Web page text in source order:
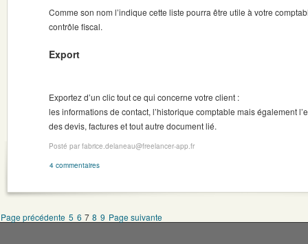
Comme son nom l’indique cette liste pourra être utile à votre
contrôle fiscal.
Export
Exportez d’un clic tout ce qui concerne votre client :
les informations de contact, l’historique comptable mais également
des devis, factures et tout autre document lié.
Posté par fabrice.delaneau@freelancer-app.fr
4 commentaires
Page précédente 5 6 7 8 9 Page suivante